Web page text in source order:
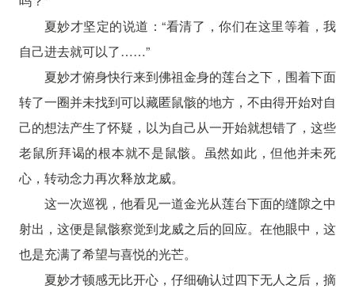
夏妙才坚定的说道：“看清了，你们在这里等着，我
自己进去就可以了……”
夏妙才俯身快行来到佛祖金身的莲台之下，围着下面
转了一圈并未找到可以藏匿鼠骸的地方，不由得开始对自
己的想法产生了怀疑，以为自己从一开始就想错了，这些
老鼠所拜谒的根本就不是鼠骸。虽然如此，但他并未死
心，转动念力再次释放龙威。
这一次巡视，他看见一道金光从莲台下面的缝隙之中
射出，这便是鼠骸察觉到龙威之后的回应。在他眼中，这
也是充满了希望与喜悦的光芒。
夏妙才顿感无比开心，仔细确认过四下无人之后，摘